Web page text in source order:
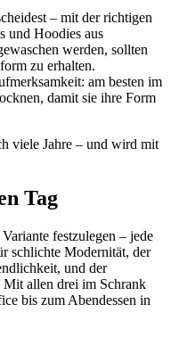
– mit der richtigen
und Hoodies aus
werden, sollten
zu erhalten.
am besten im
damit sie ihre Form
viele Jahre – und wird mit
Tag
festzulegen – jede
schlichte Modernität, der
und der
allen drei im Schrank
bis zum Abendessen in